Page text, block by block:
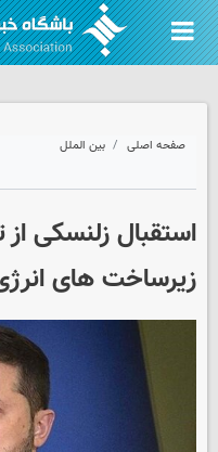
صفحه اصلی بین الملل
زیرساخت های